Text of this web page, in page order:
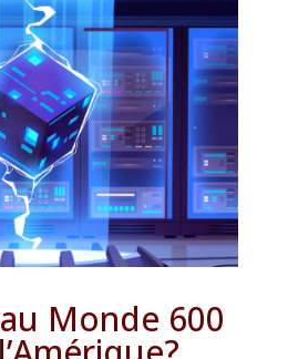
Monde 600